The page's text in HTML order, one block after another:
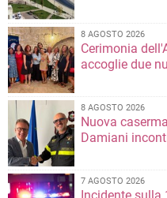
8 AGOSTO 2026
Cerimonia
accoglie due
8 AGOSTO 2026
Nuova
Damiani
7 AGOSTO 2026